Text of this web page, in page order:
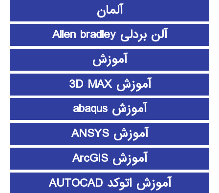
آلمان
آلن بردلی Allen bradley
آموزش
آموزش 3D MAX
آموزش abaqus
آموزش ANSYS
آموزش ArcGIS
آموزش اتوکد AUTOCAD